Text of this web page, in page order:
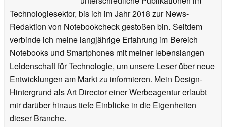
veröffentlichtseit 2018
Seit dem Jahr 2009 schreibe ich für
unterschiedliche Publikationen im
Technologiesektor, bis ich im Jahr 2018 zur News-
Redaktion von Notebookcheck gestoßen bin. Seitdem
verbinde ich meine langjährige Erfahrung im Bereich
Notebooks und Smartphones mit meiner lebenslangen
Leidenschaft für Technologie, um unsere Leser über neue
Entwicklungen am Markt zu informieren. Mein Design-